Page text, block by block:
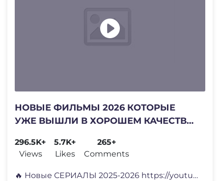
НОВЫЕ ФИЛЬМЫ 2026 КОТОРЫЕ
УЖЕ ВЫШЛИ В ХОРОШЕМ КАЧЕСТВЕ.
НОВИНКИ КИНО 2025
296.5K+
Views
5.7K+
Likes
265+
Comments
🔥 Новые СЕРИАЛЫ 2025-2026 https://youtu.be/qXbnmdw60nM